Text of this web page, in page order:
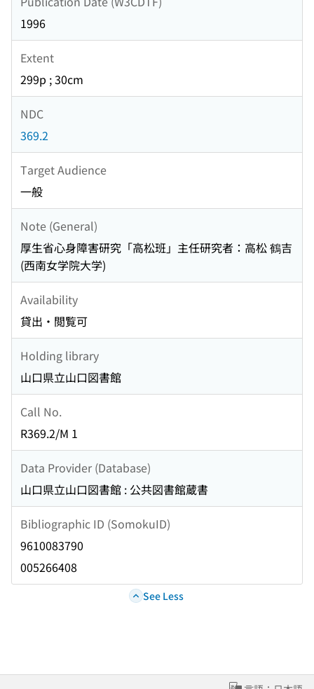
1996
Extent
299p ; 30cm
NDC
369.2
Target Audience
一般
Note (General)
厚生省心身障害研究「高松班」主任研究者：高松 鶴吉
(西南女学院大学)
Availability
貸出・閲覧可
Holding library
山口県立山口図書館
Call No.
R369.2/M 1
Data Provider (Database)
山口県立山口図書館 : 公共図書館蔵書
Bibliographic ID (SomokuID)
9610083790
005266408
See Less